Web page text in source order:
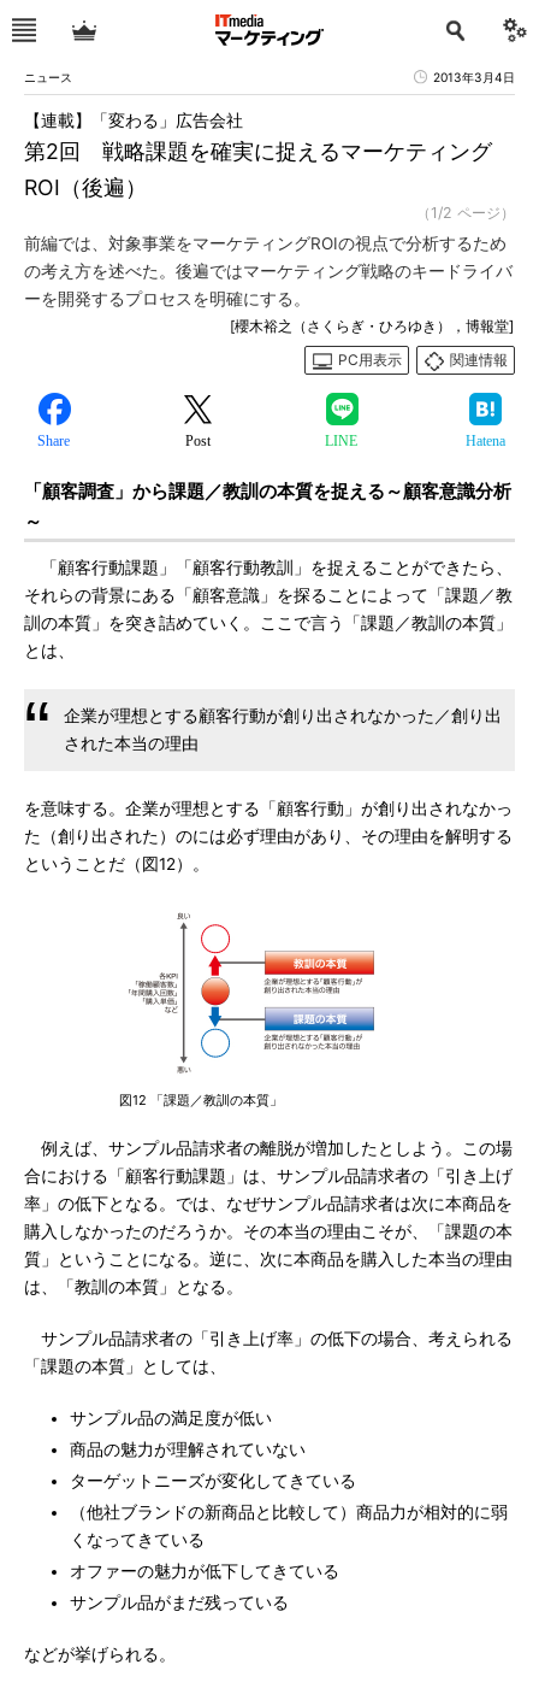
ニュース 2013年3月4日
第2回 戦略課題を確実に捉えるマーケティング
ROI（後遍）
【連載】「変わる」広告会社
（1/2 ページ）
前編では、対象事業をマーケティングROIの視点で分析するため
の考え方を述べた。後遍ではマーケティング戦略のキードライバ
ーを開発するプロセスを明確にする。
[櫻木裕之（さくらぎ・ひろゆき），博報堂]
PC用表示
関連情報
Share Post LINE Hatena
「顧客調査」から課題／教訓の本質を捉える～顧客意識分析
～
「顧客行動課題」「顧客行動教訓」を捉えることができたら、
それらの背景にある「顧客意識」を探ることによって「課題／教
訓の本質」を突き詰めていく。ここで言う「課題／教訓の本質」
とは、
企業が理想とする顧客行動が創り出されなかった／創り出
された本当の理由
を意味する。企業が理想とする「顧客行動」が創り出されなかっ
た（創り出された）のには必ず理由があり、その理由を解明する
ということだ（図12）。
図12 「課題／教訓の本質」
例えば、サンプル品請求者の離脱が増加したとしよう。この場
合における「顧客行動課題」は、サンプル品請求者の「引き上げ
率」の低下となる。では、なぜサンプル品請求者は次に本商品を
購入しなかったのだろうか。その本当の理由こそが、「課題の本
質」ということになる。逆に、次に本商品を購入した本当の理由
は、「教訓の本質」となる。
サンプル品請求者の「引き上げ率」の低下の場合、考えられる
「課題の本質」としては、
サンプル品の満足度が低い
商品の魅力が理解されていない
ターゲットニーズが変化してきている
（他社ブランドの新商品と比較して）商品力が相対的に弱
くなってきている
オファーの魅力が低下してきている
サンプル品がまだ残っている
などが挙げられる。